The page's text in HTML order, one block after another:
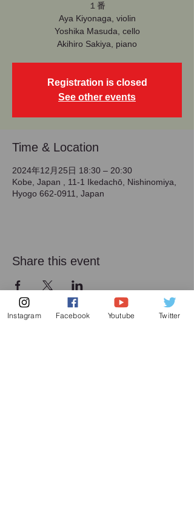
１番
Aya Kiyonaga, violin
Yoshika Masuda, cello
Akihiro Sakiya, piano
Registration is closed
See other events
Time & Location
2024年12月25日 18:30 – 20:30
Kobe, Japan , 11-1 Ikedachō, Nishinomiya,
Hyogo 662-0911, Japan
Share this event
Instagram Facebook Youtube Twitter